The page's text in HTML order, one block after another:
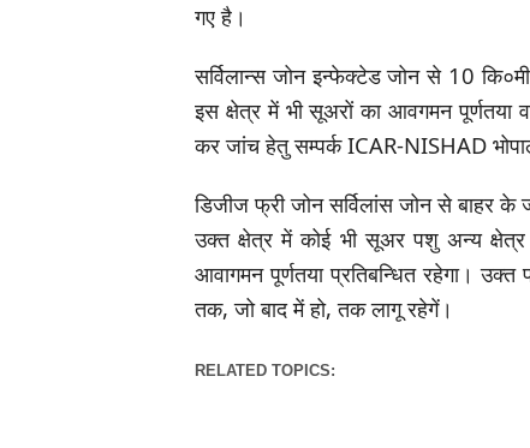
गए है।
सर्विलान्स जोन इन्फेक्टेड जोन से 10
इस क्षेत्र में भी सूअरों का आवगमन पूर्णतया
कर जांच हेतु सम्पर्क ICAR-NISHAD
डिजीज फ्री जोन सर्विलांस जोन से बाहर
उक्त क्षेत्र में कोई भी सूअर पशु अन्य
आवागमन पूर्णतया प्रतिबन्धित रहेगा।
तक, जो बाद में हो, तक लागू रहेगें।
RELATED TOPICS: